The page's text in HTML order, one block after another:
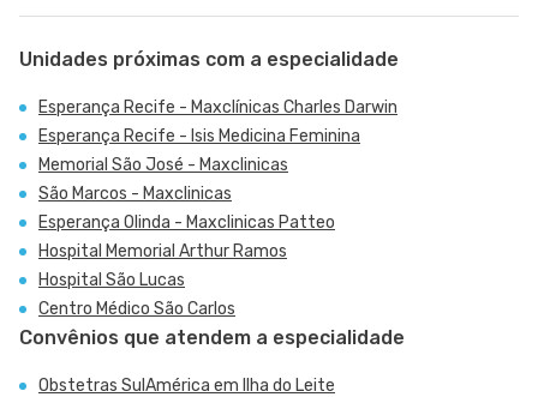
Unidades próximas com a especialidade
Esperança Recife - Maxclínicas Charles Darwin
Esperança Recife - Isis Medicina Feminina
Memorial São José - Maxclinicas
São Marcos - Maxclinicas
Esperança Olinda - Maxclinicas Patteo
Hospital Memorial Arthur Ramos
Hospital São Lucas
Centro Médico São Carlos
Convênios que atendem a especialidade
Obstetras SulAmérica em Ilha do Leite